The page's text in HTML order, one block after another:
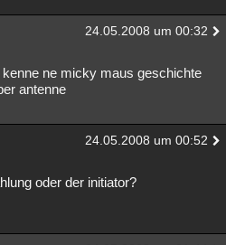
24.05.2008 um 00:32
ne micky maus geschichte
antenne
24.05.2008 um 00:52
oder der initiator?